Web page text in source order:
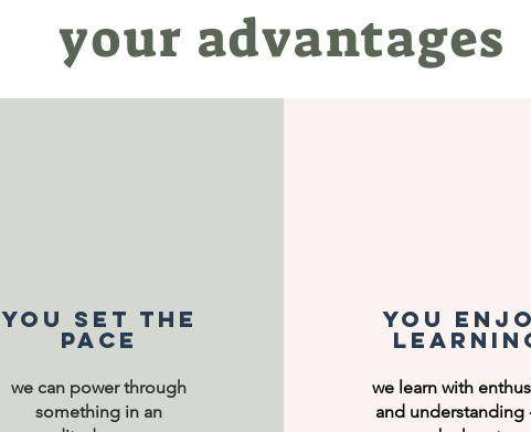
your advantages
You set the
pace
we can power through
something in an
you
we learn with
and understanding